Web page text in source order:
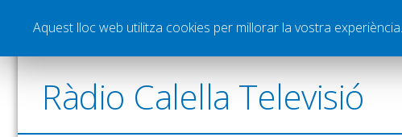
Notícies Esports Pòdcasts Vídeos Graella
Ràdio Calella Televisió
Aquest lloc web utilitza cookies per millorar la vostra